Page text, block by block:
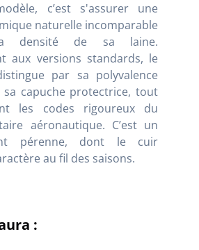
c’est s'assurer une
naturelle incomparable
densité de sa laine.
aux versions standards, le
par sa polyvalence
capuche protectrice, tout
les codes rigoureux du
aéronautique. C’est un
pérenne, dont le cuir
au fil des saisons.
: